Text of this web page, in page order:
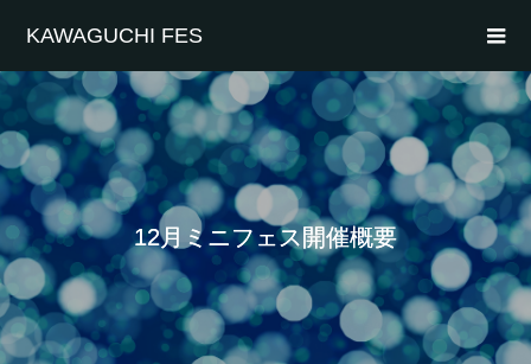
KAWAGUCHI FES
12月ミニフェス開催概要